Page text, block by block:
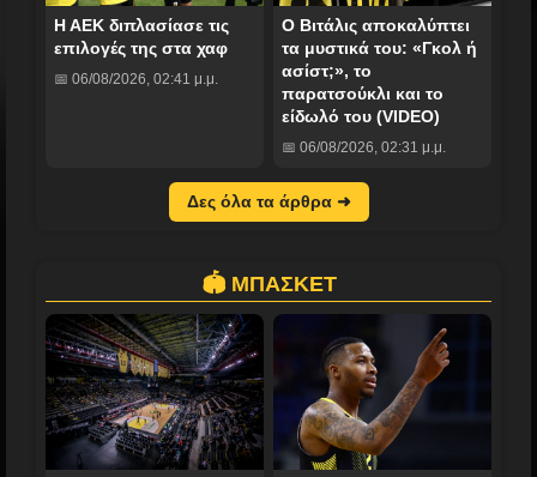
Η ΑΕΚ διπλασίασε τις
επιλογές της στα χαφ
📅 06/08/2026, 02:41 μ.μ.
Ο Βιτάλις αποκαλύπτει
τα μυστικά του: «Γκολ ή
ασίστ;», το
παρατσούκλι και το
είδωλό του (VIDEO)
📅 06/08/2026, 02:31 μ.μ.
Δες όλα τα άρθρα ➜
🏟️ ΜΠΑΣΚΕΤ